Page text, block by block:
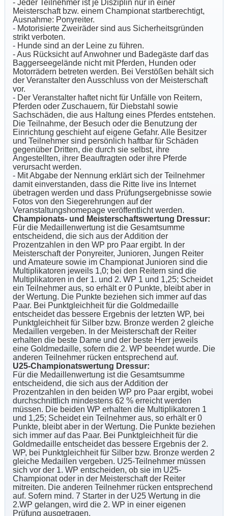
- Jeder Teilnehmer ist je Disziplin nur in einer
Meisterschaft bzw. einem Championat startberechtigt,
Ausnahme: Ponyreiter.
- Motorisierte Zweiräder sind aus Sicherheitsgründen
strikt verboten.
- Hunde sind an der Leine zu führen.
- Aus Rücksicht auf Anwohner und Badegäste darf das
Baggerseegelände nicht mit Pferden, Hunden oder
Motorrädern betreten werden. Bei Verstößen behält sich
der Veranstalter den Ausschluss von der Meisterschaft
vor.
- Der Veranstalter haftet nicht für Unfälle von Reitern,
Pferden oder Zuschauern, für Diebstahl sowie
Sachschäden, die aus Haltung eines Pferdes entstehen.
Die Teilnahme, der Besuch oder die Benutzung der
Einrichtung geschieht auf eigene Gefahr. Alle Besitzer
und Teilnehmer sind persönlich haftbar für Schäden
gegenüber Dritten, die durch sie selbst, ihre
Angestellten, ihrer Beauftragten oder ihre Pferde
verursacht werden.
- Mit Abgabe der Nennung erklärt sich der Teilnehmer
damit einverstanden, dass die Ritte live ins Internet
übetragen werden und dass Prüfungsergebnisse sowie
Fotos von den Siegerehrungen auf der
Veranstaltungshomepage veröffentlicht werden.
Championats- und Meisterschaftswertung Dressur:
Für die Medaillenwertung ist die Gesamtsumme
entscheidend, die sich aus der Addition der
Prozentzahlen in den WP pro Paar ergibt. In der
Meisterschaft der Ponyreiter, Junioren, Jungen Reiter
und Amateure sowie im Championat Junioren sind die
Multiplikatoren jeweils 1,0; bei den Reitern sind die
Multiplikatoren in der 1. und 2. WP 1 und 1,25; Scheidet
ein Teilnehmer aus, so erhält er 0 Punkte, bleibt aber in
der Wertung. Die Punkte beziehen sich immer auf das
Paar. Bei Punktgleichheit für die Goldmedaille
entscheidet das bessere Ergebnis der letzten WP, bei
Punktgleichheit für Silber bzw. Bronze werden 2 gleiche
Medaillen vergeben. In der Meisterschaft der Reiter
erhalten die beste Dame und der beste Herr jeweils
eine Goldmedaille, sofern die 2. WP beendet wurde. Die
anderen Teilnehmer rücken entsprechend auf.
U25-Championatswertung Dressur:
Für die Medaillenwertung ist die Gesamtsumme
entscheidend, die sich aus der Addition der
Prozentzahlen in den beiden WP pro Paar ergibt, wobei
durchschnittlich mindestens 62 % erreicht werden
müssen. Die beiden WP erhalten die Multiplikatoren 1
und 1,25; Scheidet ein Teilnehmer aus, so erhält er 0
Punkte, bleibt aber in der Wertung. Die Punkte beziehen
sich immer auf das Paar. Bei Punktgleichheit für die
Goldmedaille entscheidet das bessere Ergebnis der 2.
WP, bei Punktgleichheit für Silber bzw. Bronze werden 2
gleiche Medaillen vergeben. U25-Teilnehmer müssen
sich vor der 1. WP entscheiden, ob sie im U25-
Championat oder in der Meisterschaft der Reiter
mitreiten. Die anderen Teilnehmer rücken entsprechend
auf. Sofern mind. 7 Starter in der U25 Wertung in die
2.WP gelangen, wird die 2. WP in einer eigenen
Prüfung ausgetragen.